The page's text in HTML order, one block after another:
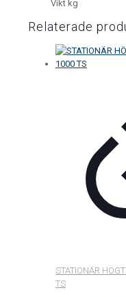
Vikt
Relaterade
STATIONÄR
TS